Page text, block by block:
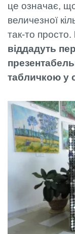
це означає,
величезної
так-то просто.
віддадуть
табличкою у